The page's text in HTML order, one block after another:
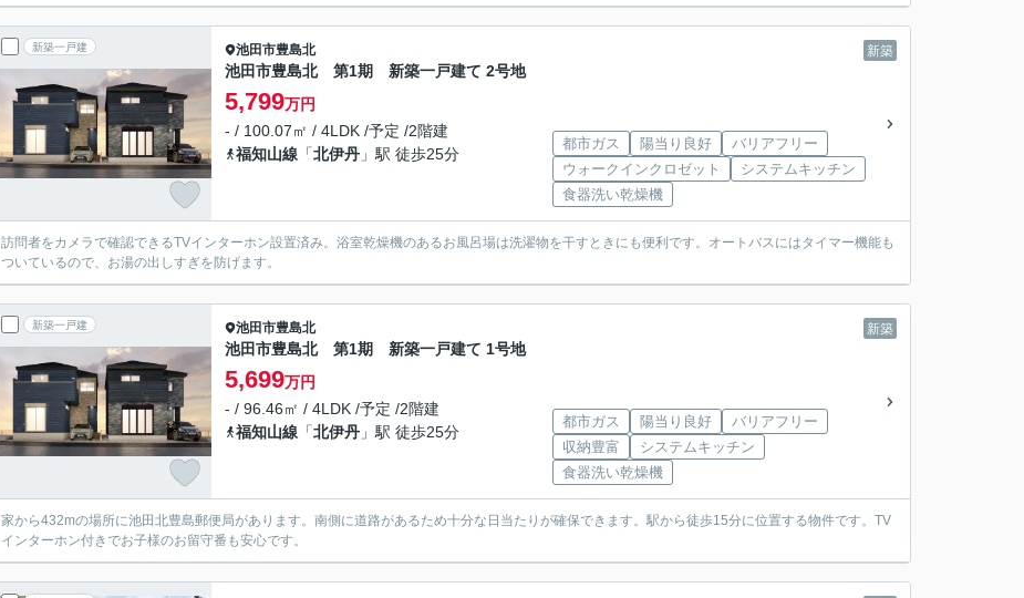
新築一戸建 新築
池田市豊島北
池田市豊島北 第1期 新築一戸建て 2号地
5,799万円
- / 100.07㎡ / 4LDK /予定 /2階建
福知山線 「北伊丹 」駅 徒歩25分
都市ガス 陽当り良好
バリアフリー
ウォークインクロゼット
システムキッチン
食器洗い乾燥機
訪問者をカメラで確認できるTVインターホン設置済み。浴室乾燥機のあるお風呂場は洗濯物を干すときにも便利です。オートバスにはタイマー機能も
ついているので、お湯の出しすぎを防げます。
新築一戸建 新築
池田市豊島北
池田市豊島北 第1期 新築一戸建て 1号地
5,699万円
- / 96.46㎡ / 4LDK /予定 /2階建
福知山線 「北伊丹 」駅 徒歩25分
都市ガス 陽当り良好
バリアフリー
収納豊富
システムキッチン
食器洗い乾燥機
家から432mの場所に池田北豊島郵便局があります。南側に道路があるため十分な日当たりが確保できます。駅から徒歩15分に位置する物件です。TV
インターホン付きでお子様のお留守番も安心です。